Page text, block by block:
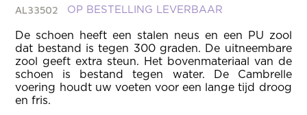
AL33502 OP BESTELLING LEVERBAAR
De schoen heeft een stalen neus en een PU zool
dat bestand is tegen 300 graden. De uitneembare
zool geeft extra steun. Het bovenmateriaal van de
schoen is bestand tegen water. De Cambrelle
voering houdt uw voeten voor een lange tijd droog
en fris.